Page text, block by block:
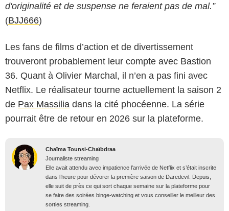
d'originalité et de suspense ne feraient pas de mal.”
(BJJ666)
Les fans de films d’action et de divertissement
trouveront probablement leur compte avec Bastion
36. Quant à Olivier Marchal, il n’en a pas fini avec
Netflix. Le réalisateur tourne actuellement la saison 2
de Pax Massilia dans la cité phocéenne. La série
pourrait être de retour en 2026 sur la plateforme.
Chaïma Tounsi-Chaïbdraa
Journaliste streaming
Elle avait attendu avec impatience l’arrivée de Netflix et s’était inscrite
dans l’heure pour dévorer la première saison de Daredevil. Depuis,
elle suit de près ce qui sort chaque semaine sur la plateforme pour
se faire des soirées binge-watching et vous conseiller le meilleur des
sorties streaming.